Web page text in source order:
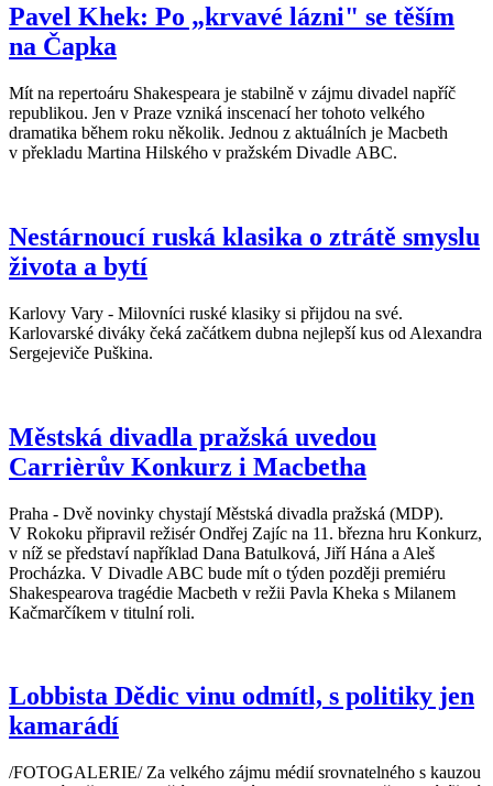
Pavel Khek: Po „krvavé lázni" se těším
na Čapka
Mít na repertoáru Shakespeara je stabilně v zájmu divadel napříč
republikou. Jen v Praze vzniká inscenací her tohoto velkého
dramatika během roku několik. Jednou z aktuálních je Macbeth
v překladu Martina Hilského v pražském Divadle ABC.
Nestárnoucí ruská klasika o ztrátě smyslu
života a bytí
Karlovy Vary - Milovníci ruské klasiky si přijdou na své.
Karlovarské diváky čeká začátkem dubna nejlepší kus od Alexandra
Sergejeviče Puškina.
Městská divadla pražská uvedou
Carrièrův Konkurz i Macbetha
Praha - Dvě novinky chystají Městská divadla pražská (MDP).
V Rokoku připravil režisér Ondřej Zajíc na 11. března hru Konkurz,
v níž se představí například Dana Batulková, Jiří Hána a Aleš
Procházka. V Divadle ABC bude mít o týden později premiéru
Shakespearova tragédie Macbeth v režii Pavla Kheka s Milanem
Kačmarčíkem v titulní roli.
Lobbista Dědic vinu odmítl, s politiky jen
kamarádí
/FOTOGALERIE/ Za velkého zájmu médií srovnatelného s kauzou